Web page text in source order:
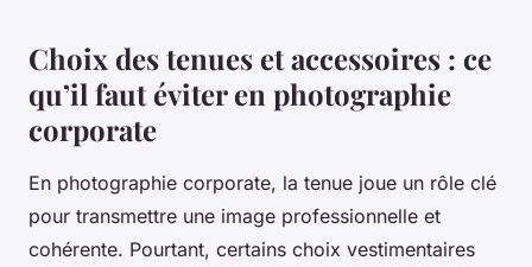
Choix des tenues et accessoires : ce
qu’il faut éviter en photographie
corporate
En photographie corporate, la tenue joue un rôle clé
pour transmettre une image professionnelle et
cohérente. Pourtant, certains choix vestimentaires